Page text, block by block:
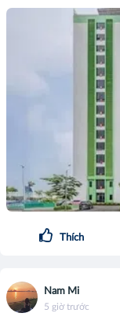
Thích
Nam Mi
5 giờ trước